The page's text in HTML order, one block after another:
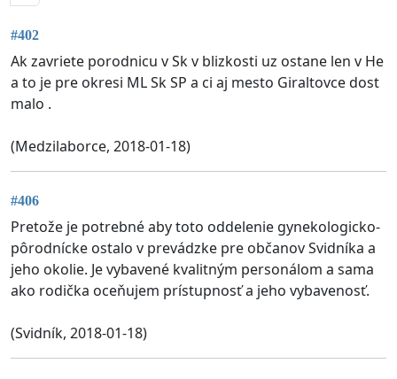
#402
Ak zavriete porodnicu v Sk v blizkosti uz ostane len v He
a to je pre okresi ML Sk SP a ci aj mesto Giraltovce dost
malo .
(Medzilaborce, 2018-01-18)
#406
Pretože je potrebné aby toto oddelenie gynekologicko-
pôrodnícke ostalo v prevádzke pre občanov Svidníka a
jeho okolie. Je vybavené kvalitným personálom a sama
ako rodička oceňujem prístupnosť a jeho vybavenosť.
(Svidník, 2018-01-18)